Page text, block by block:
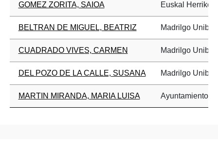
GOMEZ ZORITA, SAIOA Euskal Herriko
BELTRAN DE MIGUEL, BEATRIZ Madrilgo
CUADRADO VIVES, CARMEN Madrilgo
DEL POZO DE LA CALLE, SUSANA Madrilgo
MARTIN MIRANDA, MARIA LUISA Ayuntamiento